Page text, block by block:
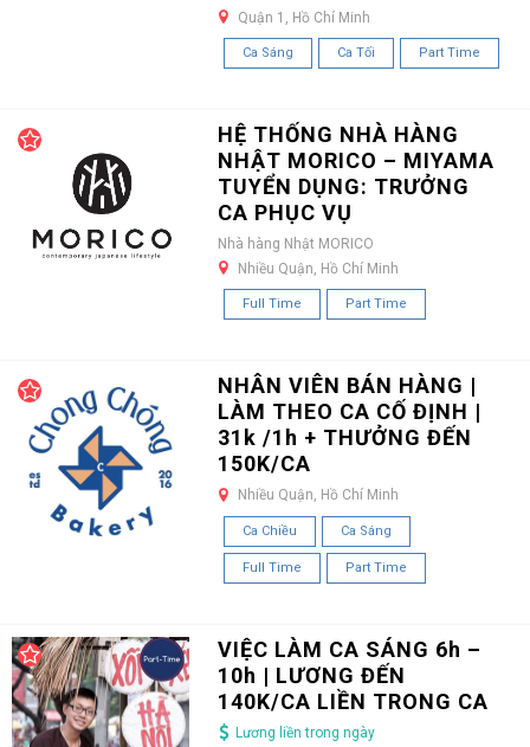
Quận 1, Hồ Chí Minh
Ca Sáng Ca Tối Part Time
HỆ THỐNG NHÀ HÀNG
NHẬT MORICO – MIYAMA
TUYỂN DỤNG: TRƯỞNG
CA PHỤC VỤ
Nhà hàng Nhật MORICO
Nhiều Quận, Hồ Chí Minh
Full Time Part Time
NHÂN VIÊN BÁN HÀNG |
LÀM THEO CA CỐ ĐỊNH |
31k /1h + THƯỞNG ĐẾN
150K/CA
Nhiều Quận, Hồ Chí Minh
Ca Chiều Ca Sáng
Full Time Part Time
VIỆC LÀM CA SÁNG 6h –
10h | LƯƠNG ĐẾN
140K/CA LIỀN TRONG CA
Lương liền trong ngày